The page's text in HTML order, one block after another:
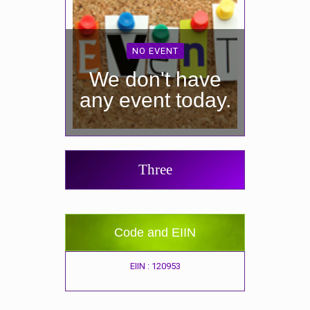
NO EVENT
We don't have
any event today.
Three
Code and EIIN
EIIN : 120953